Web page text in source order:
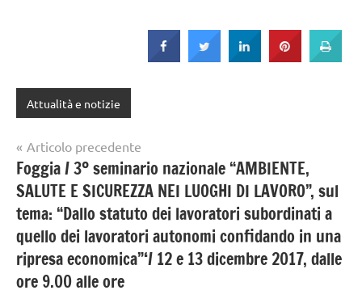
Attualità e notizie
Navigazione
articoli
Articolo precedente
Foggia / 3º seminario nazionale “AMBIENTE,
SALUTE E SICUREZZA NEI LUOGHI DI LAVORO”, sul
tema: “Dallo statuto dei lavoratori subordinati a
quello dei lavoratori autonomi confidando in una
ripresa economica”‘/ 12 e 13 dicembre 2017, dalle
ore 9.00 alle ore